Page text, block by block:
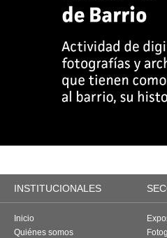
INSTITUCIONALES
Inicio
Quiénes somos